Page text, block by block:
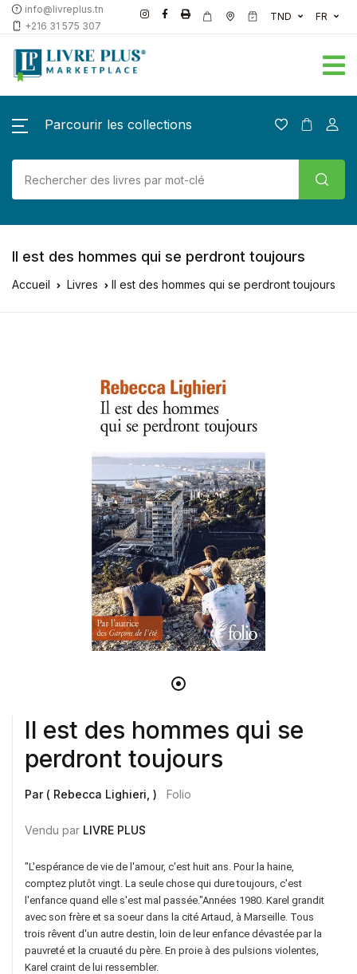
info@livreplus.tn
+216 31 575 307
TND FR
Parcourir les collections
Il est des hommes qui se perdront toujours
Accueil Livres Il est des hommes qui se perdront toujours
Il est des hommes qui se
perdront toujours
Par ( Rebecca Lighieri, ) Folio
Vendu par LIVRE PLUS
"L'espérance de vie de l'amour, c'est huit ans. Pour la haine,
comptez plutôt vingt. La seule chose qui dure toujours, c'est
l'enfance quand elle s'est mal passée."Années 1980. Karel grandit
avec son frère et sa soeur dans la cité Artaud, à Marseille. Tous
trois rêvent d'un autre destin, loin de leur enfance dévastée par la
pauvreté et la cruauté du père. En proie à des pulsions violentes,
Karel craint de lui ressembler.